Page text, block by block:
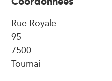
Rue Royale
95
7500
Tournai